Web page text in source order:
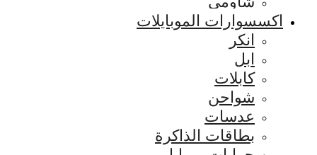
اكسسوارات الموبايلات
انكر
ابل
كابلات
شواحن
عدسات
بطاقات الذاكرة